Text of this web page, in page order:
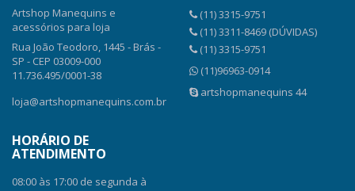
Artshop Manequins e
acessórios para loja
Rua João Teodoro, 1445 - Brás -
SP - CEP 03009-000
11.736.495/0001-38
loja@artshopmanequins.com.br
HORÁRIO DE
ATENDIMENTO
08:00 às 17:00 de segunda à
(11) 3315-9751
(11) 3311-8469 (DÚVIDAS)
(11) 3315-9751
(11)96963-0914
artshopmanequins 44